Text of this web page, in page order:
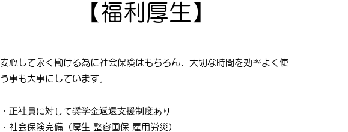
【福利厚生】
安心して永く働ける為に社会保険はもちろん、大切な時間を効率よく使
う事も大事にしています。
・ 正社員に対して奨学金返還支援制度あり
・社会保険完備（厚生 整容国保 雇用労災）